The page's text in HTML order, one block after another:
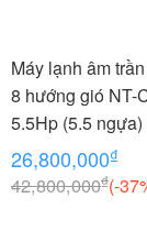
Máy lạnh âm
8 hướng gió NT-
5.5Hp (5.5
26,800,000₫
42,800,000₫(-